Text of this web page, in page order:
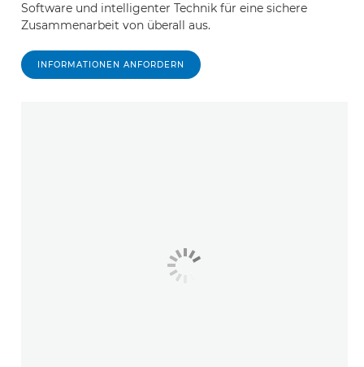
Software und intelligenter Technik für eine sichere
Zusammenarbeit von überall aus.
INFORMATIONEN ANFORDERN